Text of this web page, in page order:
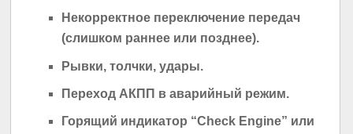
Некорректное переключение передач
(слишком раннее или позднее).
Рывки, толчки, удары.
Переход АКПП в аварийный режим.
Горящий индикатор “Check Engine” или